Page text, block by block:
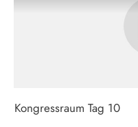
Kongressraum Tag 10